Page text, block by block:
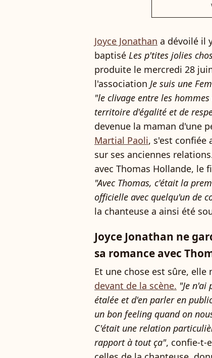
Joyce Jonathan a dévoilé il
baptisé Les p'tites jolies
produite le mercredi 28
l'association Je suis une
"le clivage entre les
territoire d'égalité et de
devenue la maman d'une
Martial Paoli, s'est confiée
sur ses anciennes
avec Thomas Hollande, le
"Avec Thomas, c'était la
officielle avec quelqu'un de
la chanteuse a ainsi été
Joyce Jonathan ne
sa romance avec
Et une chose est sûre, elle
devant de la scène. "Je n'ai
étalée et d'en parler en
un bon feeling quand on
C'était une relation
rapport à tout ça", confie-t-